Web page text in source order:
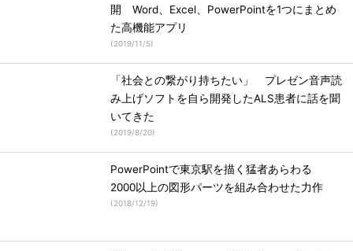
開 Word、Excel、PowerPointを1つにまとめ
た高機能アプリ
(2019/11/5)
「社会との繋がり持ちたい」 プレゼン音声読
み上げソフトを自ら開発したALS患者に話を聞
いてきた
(2019/8/20)
PowerPointで東京駅を描く猛者あらわる
2000以上の図形パーツを組み合わせた力作
(2018/12/19)